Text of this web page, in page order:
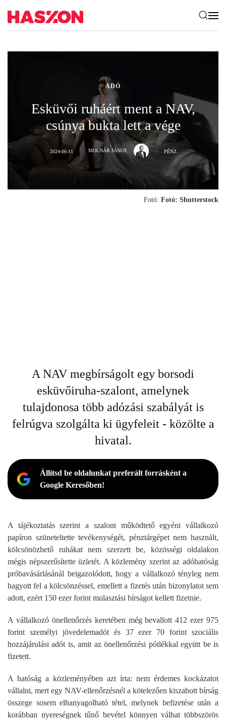
ADÓ
Esküvői ruháért ment a NAV,
csúnya bukta lett a vége
2024-06-11 MOLNÁR JÁNOS PÉNZ
Fotó: Fotó: Shutterstock
A NAV megbírságolt egy borsodi
esküvőiruha-szalont, amelynek
tulajdonosa több adózási szabályát is
felrúgva szolgálta ki ügyfeleit - közölte a
hivatal.
Állítsd be oldalunkat preferált forrásként a
Google Keresőben!
A tájékoztatás szerint a szalont működtető egyéni vállalkozó
papíron szüneteltette tevékenységét, pénztárgépet nem használt,
kölcsönözhető ruhákat nem szerzett be, közösségi oldalakon
mégis népszerűsítette üzletét. A közlemény szerint az adóhatóság
próbavásárlásánál beigazolódott, hogy a vállalkozó tényleg nem
hagyott fel a kölcsönzéssel, emellett a fizetés után bizonylatot sem
adott, ezért 150 ezer forint mulasztási bírságot kellett fizetnie.
A vállalkozó önellenőrzés keretében még bevallott 412 ezer 975
forint személyi jövedelemadót és 37 ezer 70 forint szociális
hozzájárulási adót is, amit az önellenőrzési pótlékkal együtt be is
fizetett.
A hatóság a közleményében azt írta: nem érdemes kockázatot
vállalni, mert egy NAV-ellenőrzésnél a kötelezően kiszabott bírság
összege sosem elhanyagolható tétel, melynek befizetése után a
korábban nyereségnek tűnő bevétel könnyen válhat többszörös